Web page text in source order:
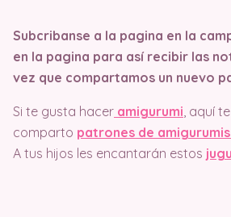
Subcribanse a la pagina en la
en la pagina para así recibir las
vez que compartamos un nuevo
Si te gusta hacer amigurumi, aquí te
comparto patrones de
A tus hijos les encantarán estos